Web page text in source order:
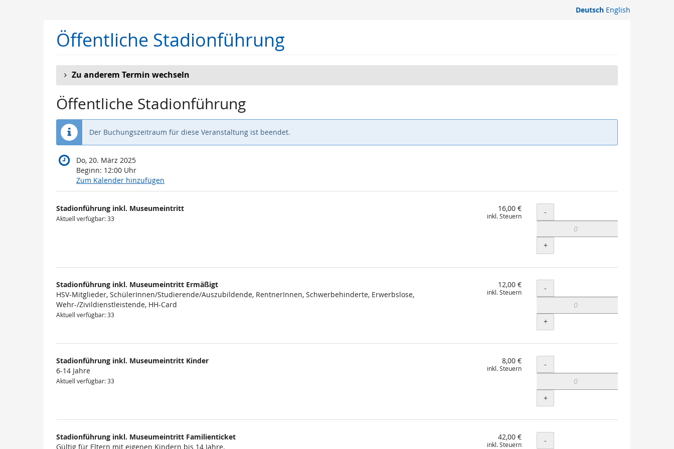
Deutsch English
Öffentliche Stadionführung
Zu anderem Termin wechseln
Öffentliche Stadionführung
Der Buchungszeitraum für diese Veranstaltung ist beendet.
Do, 20. März 2025
Beginn: 12:00 Uhr
Zum Kalender hinzufügen
Produkte
Unkategorisierte
Stadionführung inkl. Museumeintritt
Aktuell verfügbar: 33
16,00 €
inkl. Steuern Menge
-
+
Stadionführung inkl. Museumeintritt Ermäßigt
HSV-Mitglieder, SchülerInnen/Studierende/Auszubildende, RentnerInnen, Schwerbehinderte, Erwerbslose,
Wehr-/Zivildienstleistende, HH-Card
Aktuell verfügbar: 33
12,00 €
inkl. Steuern Menge
-
+
Stadionführung inkl. Museumeintritt Kinder
6-14 Jahre
Aktuell verfügbar: 33
8,00 €
inkl. Steuern Menge
-
+
Stadionführung inkl. Museumeintritt Familienticket
Gültig für Eltern mit eigenen Kindern bis 14 Jahre.
42,00 €
inkl. Steuern Menge
-